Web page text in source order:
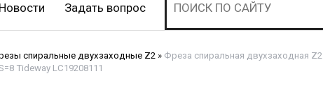
Новости Задать вопрос
спиральные двухзаходные Z2 » Фреза спиральная двухзаходная Z2
Tideway LC19208111